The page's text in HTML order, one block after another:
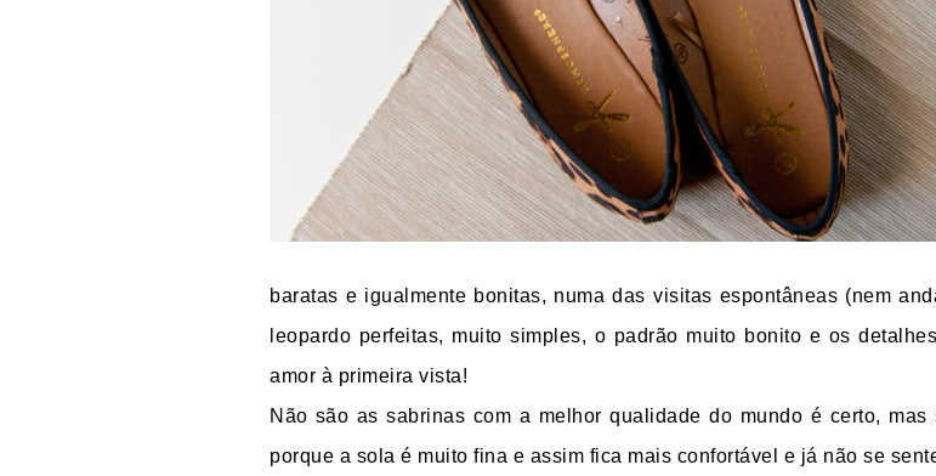
baratas e igualmente bonitas, numa das visitas espontâneas (nem
leopardo perfeitas, muito simples, o padrão muito bonito e os
amor à primeira vista!
Não são as sabrinas com a melhor qualidade do mundo é certo,
porque a sola é muito fina e assim fica mais confortável e já não se